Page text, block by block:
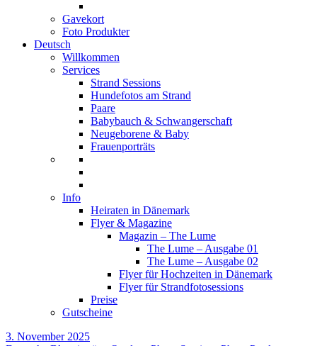
Gavekort
Foto Produkter
Deutsch
Willkommen
Services
Strand Sessions
Hundefotos am Strand
Paare
Babybauch & Schwangerschaft
Neugeborene & Baby
Frauenporträts
Info
Heiraten in Dänemark
Flyer & Magazine
Magazin – The Lume
The Lume – Ausgabe 01
The Lume – Ausgabe 02
Flyer für Hochzeiten in Dänemark
Flyer für Strandfotosessions
Preise
Gutscheine
3. November 2025